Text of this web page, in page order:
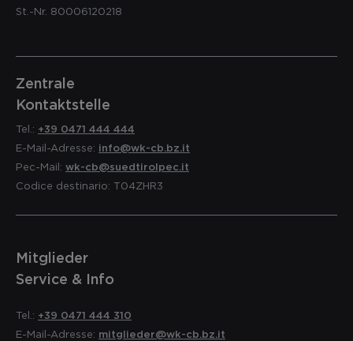
St.-Nr. 80006120218
Zentrale
Kontaktstelle
Tel.: +39 0471 444 444
E-Mail-Adresse: info@wk-cb.bz.it
Pec-Mail: wk-cb@suedtirolpec.it
Codice destinario: T04ZHR3
Mitglieder
Service & Info
Tel.: +39 0471 444 310
E-Mail-Adresse: mitglieder@wk-cb.bz.it